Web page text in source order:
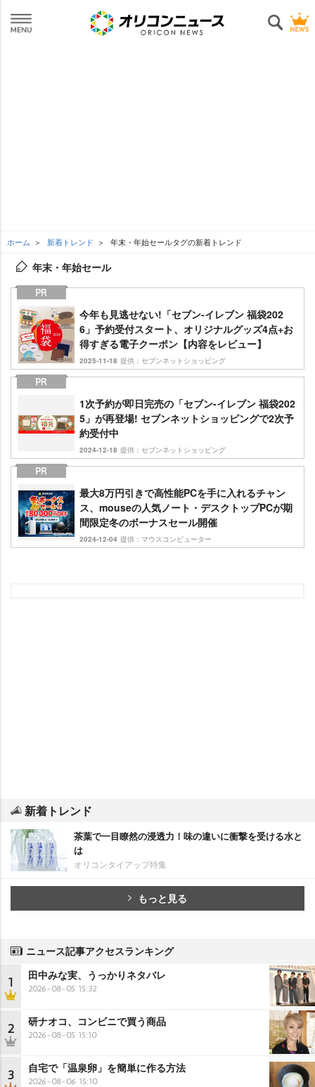
ホーム 新着トレンド 年末・年始セールタグの新着トレンド
年末・年始セール
今年も見逃せない!「セブン‐イレブン 福袋202
6」予約受付スタート、オリジナルグッズ4点+お
得すぎる電子クーポン【内容をレビュー】
2025-11-18 提供：セブンネットショッピング
1次予約が即日完売の「セブン‐イレブン 福袋202
5」が再登場! セブンネットショッピングで2次予
約受付中
2024-12-18 提供：セブンネットショッピング
最大8万円引きで高性能PCを手に入れるチャン
ス、mouseの人気ノート・デスクトップPCが期
間限定冬のボーナスセール開催
2024-12-04 提供：マウスコンピューター
新着トレンド
茶葉で一目瞭然の浸透力！味の違いに衝撃を受ける水と
は
オリコンタイアップ特集
もっと見る
ニュース記事アクセスランキング
1 田中みな実、うっかりネタバレ
2026-08-05 15:32
2 研ナオコ、コンビニで買う商品
2026-08-05 15:10
3 自宅で「温泉卵」を簡単に作る方法
2026-08-06 15:10